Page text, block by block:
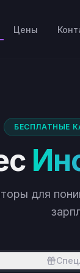
Цены
БЕСПЛАТНЫЕ
для